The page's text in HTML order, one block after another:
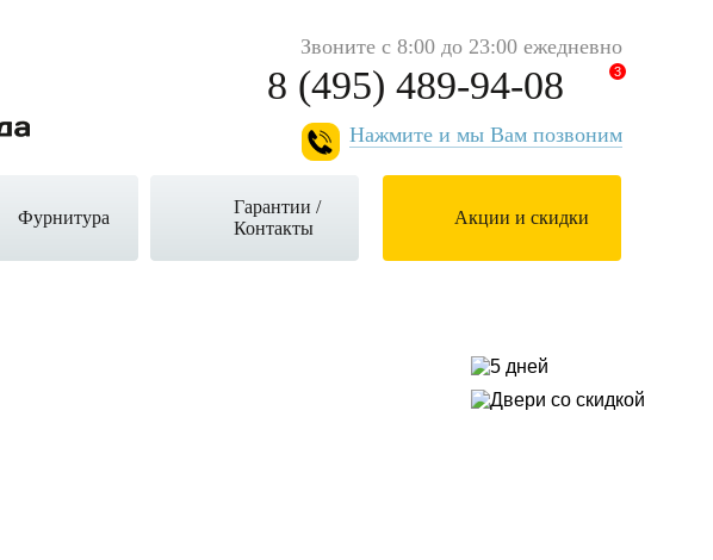
Звоните с 8:00 до 23:00 ежедневно
8 (495) 489-94-08 3
Нажмите и мы Вам позвоним
Фурнитура
Гарантии /
Контакты
Акции и скидки